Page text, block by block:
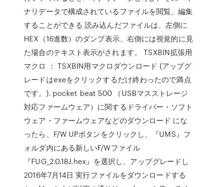
ナリデータで構成されているファイルを閲覧、編集
することができる 読み込んだファイルは、左側に
HEX（16進数）のダンプ表示、右側には視覚的に見
た場合のテキスト表示がされます。 TSXBIN拡張用
マクロ ： TSXBIN用マクロダウンロード (アップグ
レードはexeをクリックするだけ終わったので満点
です。). pocket beat 500 （USBマスストレージ
対応ファームウェア）に関するドライバー・ソフト
ウェア・ファームウェアなどのダウンロード にな
ったら、F/W UPボタンをクリックし、『UMS』フ
ォルダ内にある新しいF/Wファイル
『FUG_2.0.18J.hex』を選択し、アップグレードし
2016年7月14日 実行ファイルをダウンロードする